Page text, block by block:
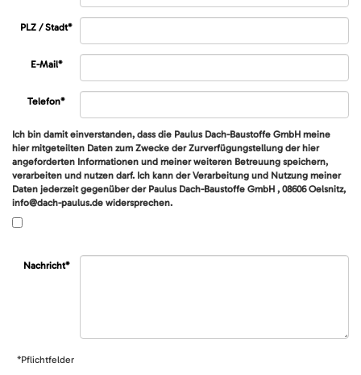
PLZ / Stadt*
E-Mail*
Telefon*
Ich bin damit einverstanden, dass die Paulus Dach-Baustoffe GmbH meine
hier mitgeteilten Daten zum Zwecke der Zurverfügungstellung der hier
angeforderten Informationen und meiner weiteren Betreuung speichern,
verarbeiten und nutzen darf. Ich kann der Verarbeitung und Nutzung meiner
Daten jederzeit gegenüber der Paulus Dach-Baustoffe GmbH , 08606 Oelsnitz,
info@dach-paulus.de widersprechen.
Nachricht*
*Pflichtfelder